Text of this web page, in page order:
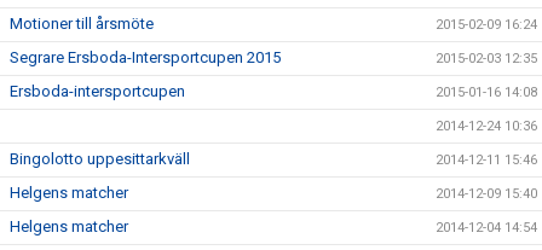
Motioner till årsmöte 2015-02-09 16:24
Segrare Ersboda-Intersportcupen 2015 2015-02-03 12:35
Ersboda-intersportcupen 2015-01-16 14:08
2014-12-24 10:36
Bingolotto uppesittarkväll 2014-12-11 15:46
Helgens matcher 2014-12-09 15:40
Helgens matcher 2014-12-04 14:54